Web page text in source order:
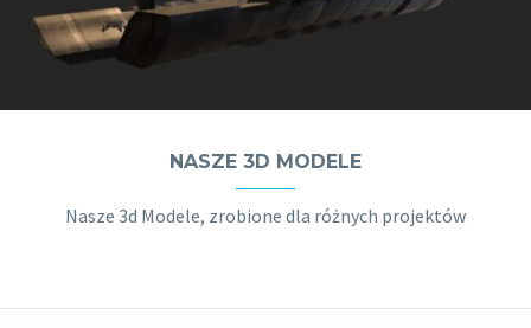
NASZE 3D MODELE
Nasze 3d Modele, zrobione dla różnych projektów